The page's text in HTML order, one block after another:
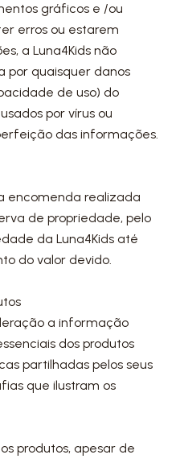
gráficos e /ou
erros ou estarem
a Luna4Kids não
por quaisquer danos
de uso) do
por vírus ou
das informações.
encomenda realizada
de propriedade, pelo
da Luna4Kids até
do valor devido.
a informação
dos produtos
partilhadas pelos seus
que ilustram os
produtos, apesar de